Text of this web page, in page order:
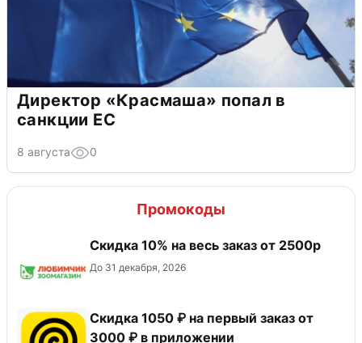
Директор «Красмаша» попал в
санкции ЕС
8 августа 0
Промокоды
Скидка 10% на весь заказ от 2500р
До 31 декабря, 2026
Скидка 1050 ₽ на первый заказ от
3000 ₽ в приложении